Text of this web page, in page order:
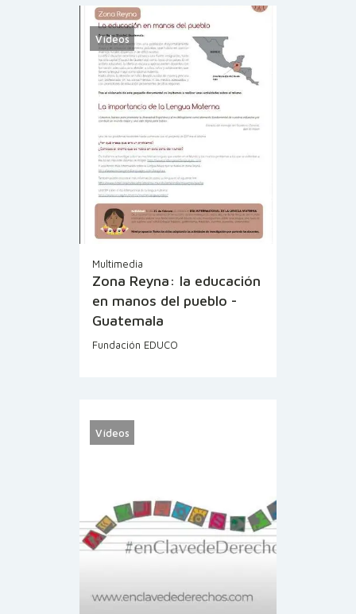
Vídeos
Multimedia
Zona Reyna: la educación
en manos del pueblo -
Guatemala
Fundación EDUCO
Vídeos